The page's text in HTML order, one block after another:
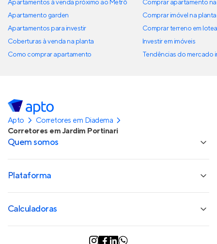
Apartamentos à venda próximo ao Metrô
Apartamento garden
Apartamentos para investir
Coberturas à venda na planta
Como comprar apartamento
Comprar apartamento
Comprar imóvel na planta
Comprar terreno em
Investir em imóveis
Tendências do mercado
Apto
Corretores em Diadema
Corretores em Jardim Portinari
Quem somos
Plataforma
Calculadoras